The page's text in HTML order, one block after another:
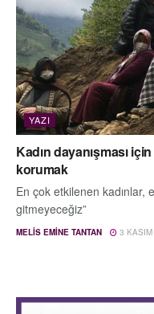
YAZI
Kadın dayanışması
korumak
En çok etkilenen kadınlar,
gitmeyeceğiz”
MELIS EMINE TANTAN 3